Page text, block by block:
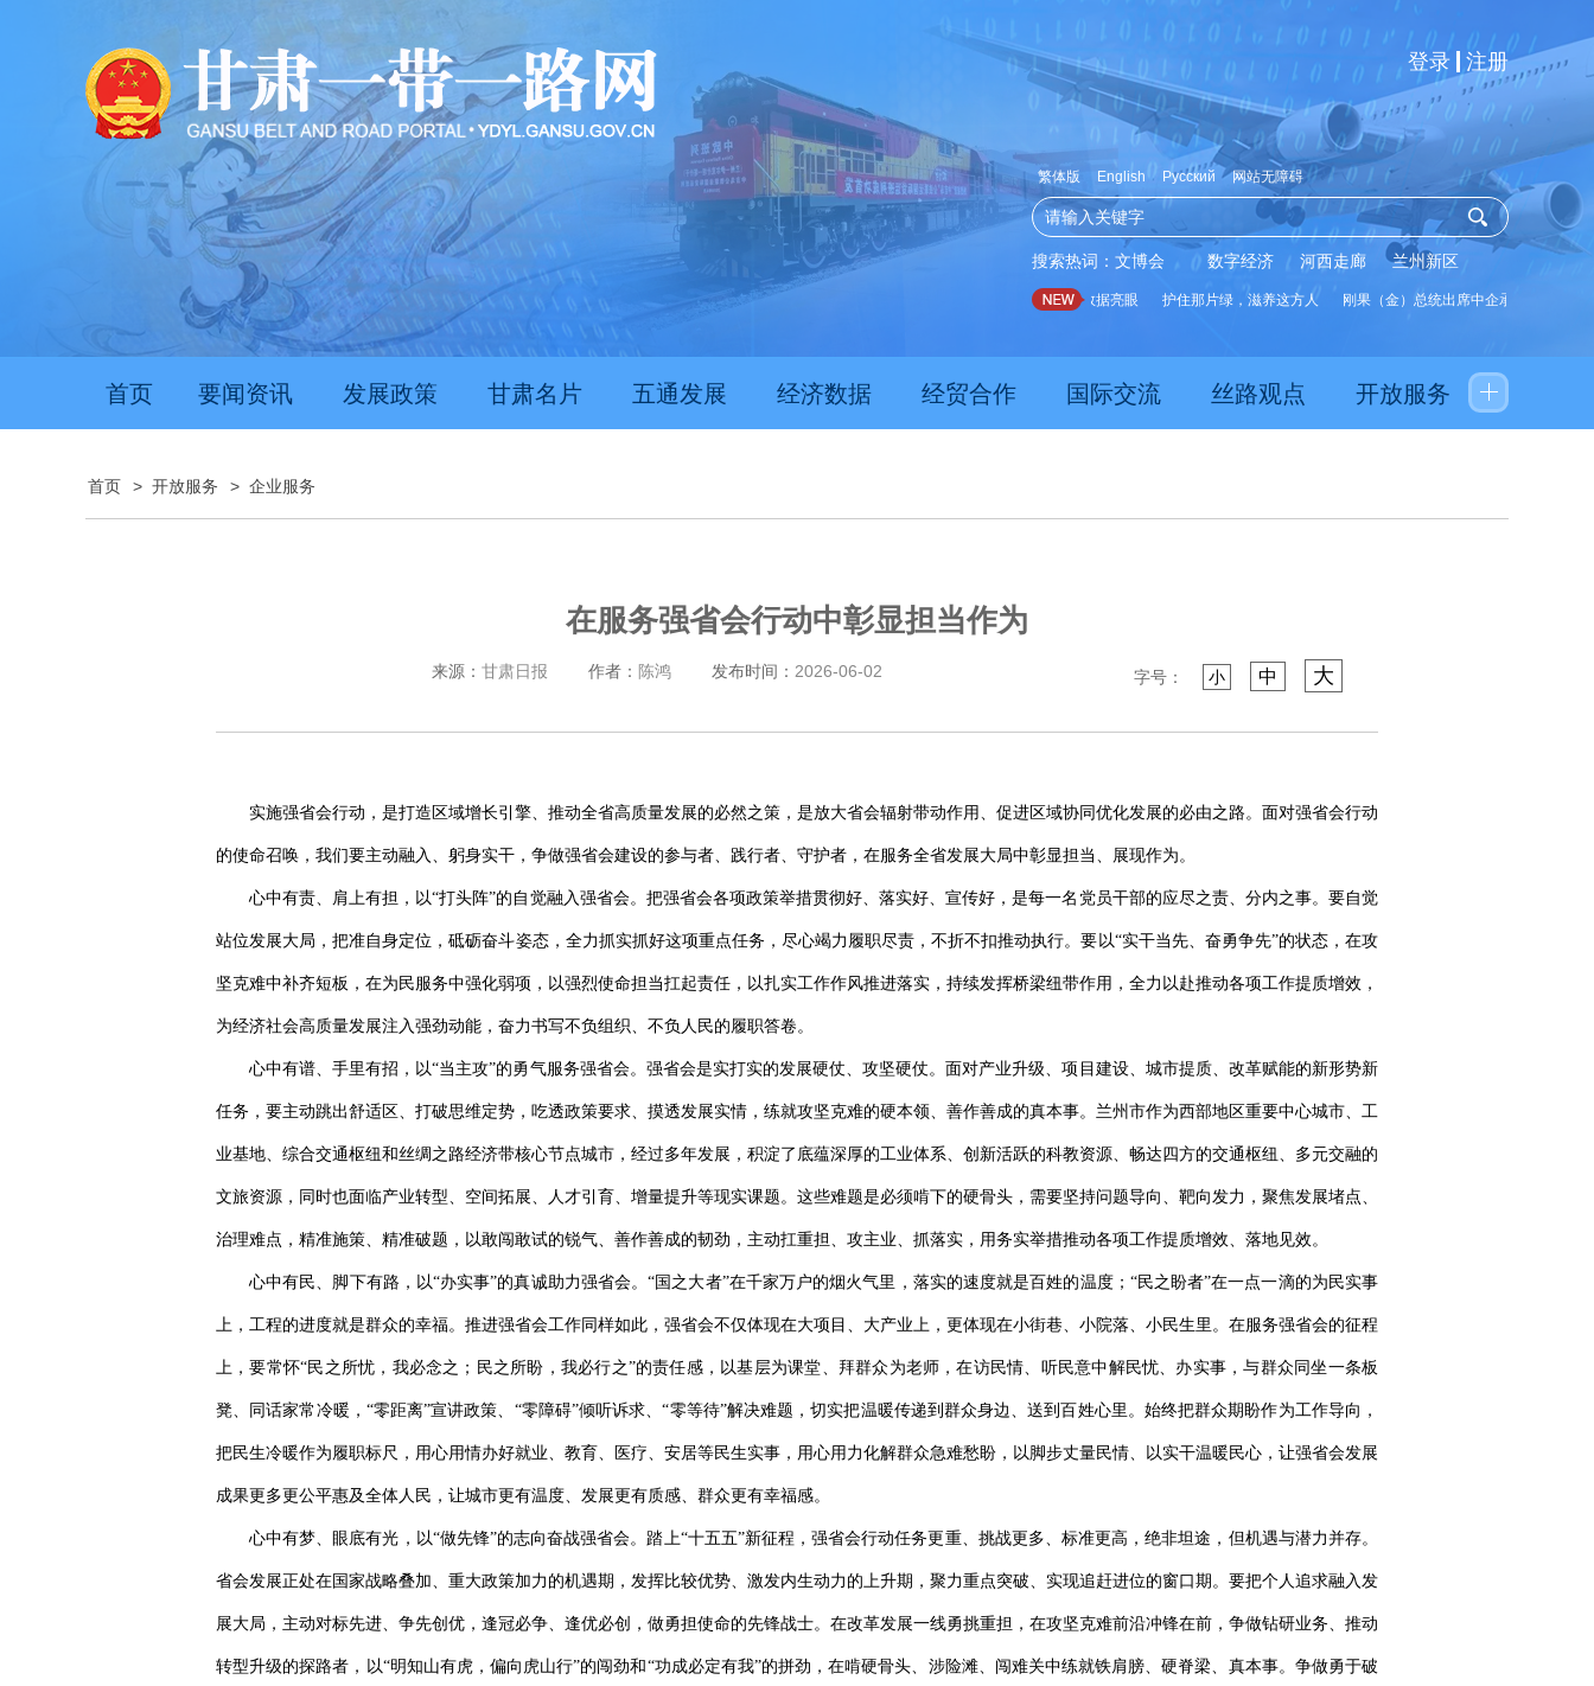
登录 注册
繁体版 English Русский 网站无障碍
搜索热词： 文博会 数字经济 河西走廊 兰州新区
推动经济持续向新向优向好发展 甘肃上半年新质生产力发展数据亮眼 护住那片绿，滋养这方人 刚果（金）总统出席中企承建水厂启用仪
首页 要闻资讯 发展政策 甘肃名片 五通发展 经济数据 经贸合作 国际交流 丝路观点 开放服务
首页 > 开放服务 > 企业服务
在服务强省会行动中彰显担当作为
来源： 甘肃日报 作者： 陈鸿 发布时间： 2026-06-02 字号： 小 中 大
实施强省会行动，是打造区域增长引擎、推动全省高质量发展的必然之策，是放大省会辐射带动作用、促进区域协同优化发展的必由之路。面对强省会行动
的使命召唤，我们要主动融入、躬身实干，争做强省会建设的参与者、践行者、守护者，在服务全省发展大局中彰显担当、展现作为。
心中有责、肩上有担，以“打头阵”的自觉融入强省会。把强省会各项政策举措贯彻好、落实好、宣传好，是每一名党员干部的应尽之责、分内之事。要自觉
站位发展大局，把准自身定位，砥砺奋斗姿态，全力抓实抓好这项重点任务，尽心竭力履职尽责，不折不扣推动执行。要以“实干当先、奋勇争先”的状态，在攻
坚克难中补齐短板，在为民服务中强化弱项，以强烈使命担当扛起责任，以扎实工作作风推进落实，持续发挥桥梁纽带作用，全力以赴推动各项工作提质增效，
为经济社会高质量发展注入强劲动能，奋力书写不负组织、不负人民的履职答卷。
心中有谱、手里有招，以“当主攻”的勇气服务强省会。强省会是实打实的发展硬仗、攻坚硬仗。面对产业升级、项目建设、城市提质、改革赋能的新形势新
任务，要主动跳出舒适区、打破思维定势，吃透政策要求、摸透发展实情，练就攻坚克难的硬本领、善作善成的真本事。兰州市作为西部地区重要中心城市、工
业基地、综合交通枢纽和丝绸之路经济带核心节点城市，经过多年发展，积淀了底蕴深厚的工业体系、创新活跃的科教资源、畅达四方的交通枢纽、多元交融的
文旅资源，同时也面临产业转型、空间拓展、人才引育、增量提升等现实课题。这些难题是必须啃下的硬骨头，需要坚持问题导向、靶向发力，聚焦发展堵点、
治理难点，精准施策、精准破题，以敢闯敢试的锐气、善作善成的韧劲，主动扛重担、攻主业、抓落实，用务实举措推动各项工作提质增效、落地见效。
心中有民、脚下有路，以“办实事”的真诚助力强省会。“国之大者”在千家万户的烟火气里，落实的速度就是百姓的温度；“民之盼者”在一点一滴的为民实事
上，工程的进度就是群众的幸福。推进强省会工作同样如此，强省会不仅体现在大项目、大产业上，更体现在小街巷、小院落、小民生里。在服务强省会的征程
上，要常怀“民之所忧，我必念之；民之所盼，我必行之”的责任感，以基层为课堂、拜群众为老师，在访民情、听民意中解民忧、办实事，与群众同坐一条板
凳、同话家常冷暖，“零距离”宣讲政策、“零障碍”倾听诉求、“零等待”解决难题，切实把温暖传递到群众身边、送到百姓心里。始终把群众期盼作为工作导向，
把民生冷暖作为履职标尺，用心用情办好就业、教育、医疗、安居等民生实事，用心用力化解群众急难愁盼，以脚步丈量民情、以实干温暖民心，让强省会发展
成果更多更公平惠及全体人民，让城市更有温度、发展更有质感、群众更有幸福感。
心中有梦、眼底有光，以“做先锋”的志向奋战强省会。踏上“十五五”新征程，强省会行动任务更重、挑战更多、标准更高，绝非坦途，但机遇与潜力并存。
省会发展正处在国家战略叠加、重大政策加力的机遇期，发挥比较优势、激发内生动力的上升期，聚力重点突破、实现追赶进位的窗口期。要把个人追求融入发
展大局，主动对标先进、争先创优，逢冠必争、逢优必创，做勇担使命的先锋战士。在改革发展一线勇挑重担，在攻坚克难前沿冲锋在前，争做钻研业务、推动
转型升级的探路者，以“明知山有虎，偏向虎山行”的闯劲和“功成必定有我”的拼劲，在啃硬骨头、涉险滩、闯难关中练就铁肩膀、硬脊梁、真本事。争做勇于破